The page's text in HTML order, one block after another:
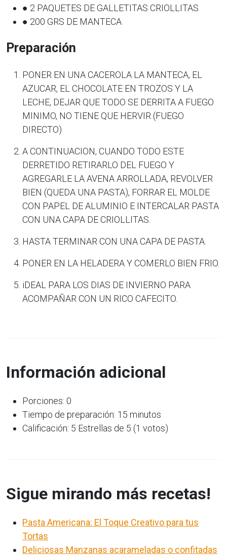
● 2 PAQUETES DE GALLETITAS CRIOLLITAS
● 200 GRS DE MANTECA
Preparación
PONER EN UNA CACEROLA LA MANTECA, EL
AZUCAR, EL CHOCOLATE EN TROZOS Y LA
LECHE, DEJAR QUE TODO SE DERRITA A FUEGO
MINIMO, NO TIENE QUE HERVIR (FUEGO
DIRECTO)
A CONTINUACION, CUANDO TODO ESTE
DERRETIDO RETIRARLO DEL FUEGO Y
AGREGARLE LA AVENA ARROLLADA, REVOLVER
BIEN (QUEDA UNA PASTA), FORRAR EL MOLDE
CON PAPEL DE ALUMINIO E INTERCALAR PASTA
CON UNA CAPA DE CRIOLLITAS.
HASTA TERMINAR CON UNA CAPA DE PASTA.
PONER EN LA HELADERA Y COMERLO BIEN FRIO.
iDEAL PARA LOS DIAS DE INVIERNO PARA
ACOMPAÑAR CON UN RICO CAFECITO.
Información adicional
Porciones: 0
Tiempo de preparación: 15 minutos
Calificación: 5 Estrellas de 5 (1 votos)
Sigue mirando más recetas!
Pasta Americana: El Toque Creativo para tus
Tortas
Deliciosas Manzanas acarameladas o confitadas